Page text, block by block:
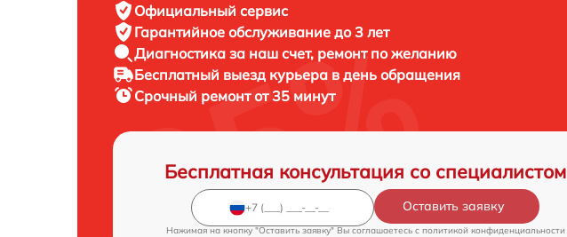
Официальный сервис
Гарантийное обслуживание до 3 лет
Диагностика за наш счет, ремонт по желанию
Бесплатный выезд курьера в день обращения
Срочный ремонтот 35 минут
Бесплатная консультация со специалистом
Оставить заявку
Нажимая на кнопку "Оставить заявку" Вы соглашаетесь c политикой конфиденциальности